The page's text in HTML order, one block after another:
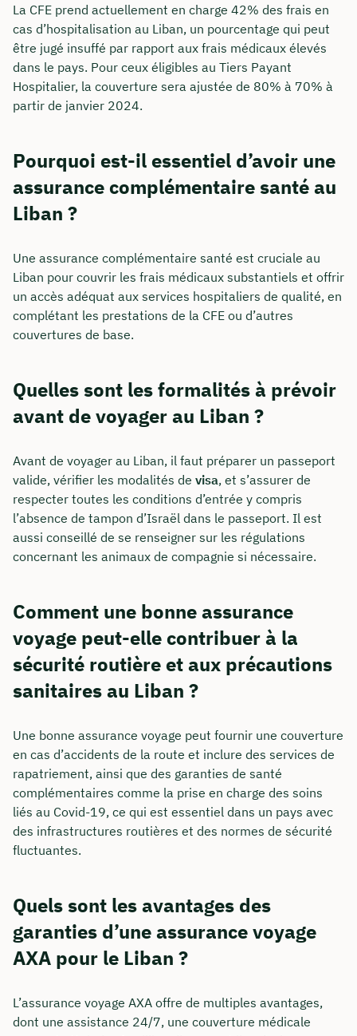
La CFE prend actuellement en charge 42% des frais en
cas d’hospitalisation au Liban, un pourcentage qui peut
être jugé insuffé par rapport aux frais médicaux élevés
dans le pays. Pour ceux éligibles au Tiers Payant
Hospitalier, la couverture sera ajustée de 80% à 70% à
partir de janvier 2024.
Pourquoi est-il essentiel d’avoir une
assurance complémentaire santé au
Liban ?
Une assurance complémentaire santé est cruciale au
Liban pour couvrir les frais médicaux substantiels et offrir
un accès adéquat aux services hospitaliers de qualité, en
complétant les prestations de la CFE ou d’autres
couvertures de base.
Quelles sont les formalités à prévoir
avant de voyager au Liban ?
Avant de voyager au Liban, il faut préparer un passeport
valide, vérifier les modalités de visa, et s’assurer de
respecter toutes les conditions d’entrée y compris
l’absence de tampon d’Israël dans le passeport. Il est
aussi conseillé de se renseigner sur les régulations
concernant les animaux de compagnie si nécessaire.
Comment une bonne assurance
voyage peut-elle contribuer à la
sécurité routière et aux précautions
sanitaires au Liban ?
Une bonne assurance voyage peut fournir une couverture
en cas d’accidents de la route et inclure des services de
rapatriement, ainsi que des garanties de santé
complémentaires comme la prise en charge des soins
liés au Covid-19, ce qui est essentiel dans un pays avec
des infrastructures routières et des normes de sécurité
fluctuantes.
Quels sont les avantages des
garanties d’une assurance voyage
AXA pour le Liban ?
L’assurance voyage AXA offre de multiples avantages,
dont une assistance 24/7, une couverture médicale